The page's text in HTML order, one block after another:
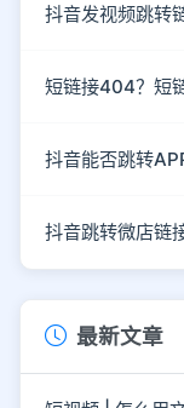
抖音发视频跳转
短链接404？短
抖音能否跳转
抖音跳转微店链
最新文章